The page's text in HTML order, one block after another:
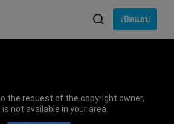
เปิดแอป
the request of the copyright owner,
not available in your area.